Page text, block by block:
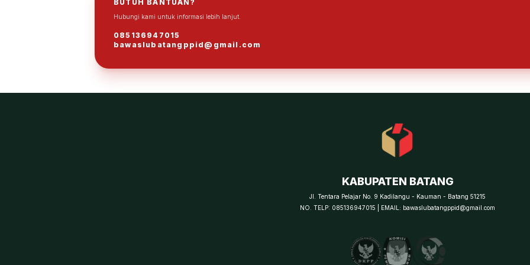
BUTUH BANTUAN?
Hubungi kami untuk informasi lebih lanjut.
085136947015
bawaslubatangppid@gmail.com
KABUPATEN BATANG
Jl. Tentara Pelajar No. 9 Kadilangu - Kauman - Batang 51215
NO. TELP: 085136947015 | EMAIL: bawaslubatangppid@gmail.com